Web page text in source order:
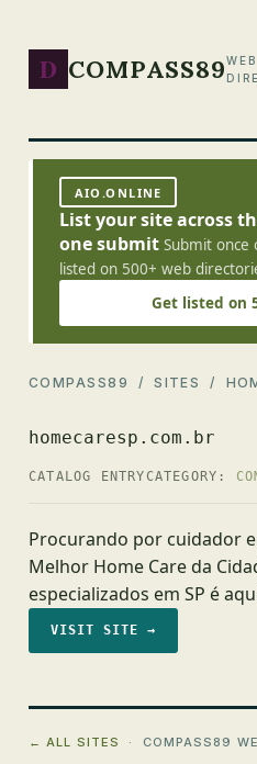
D COMPASS89WEB
AIO.ONLINE
List your site across
one submit Submit once
listed on 500+ web
Get listed on
COMPASS89 /SITES /
homecaresp.com.br
CATALOG ENTRY CATEGORY:
Procurando por cuidador
Melhor Home Care da
especializados em SP é
VISIT SITE →
← ALL SITES · COMPASS89